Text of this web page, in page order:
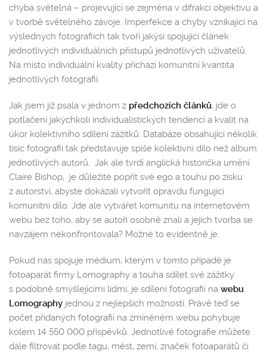
chyba světelná – projevující se zejména v difrakci objektivu a
v tvorbě světelného závoje. Imperfekce a chyby vznikající na
výsledných fotografiích tak tvoří jakýsi spojující článek
jednotlivých individuálních přístupů jednotlivých uživatelů.
Na místo individuální kvality přichází komunitní kvantita
jednotlivých fotografií.
Jak jsem již psala v jednom z předchozích článků, jde o
potlačení jakýchkoli individualistických tendencí a kvalit na
úkor kolektivního sdílení zážitků. Databáze obsahující několik
tisíc fotografií tak představuje spíše kolektivní dílo než album
jednotlivých autorů.
Jak ale tvrdí anglická historička umění
Claire Bishop, je důležité popřít své ego a touhu po zisku
z autorství, abyste dokázali vytvořit opravdu fungující
komunitní dílo. Jde ale vytvářet komunitu na internetovém
webu bez toho, aby se autoři osobně znali a jejich tvorba se
navzájem nekonfrontovala? Možné to evidentně je.
Pokud nás spojuje médium, kterým v tomto případě je
fotoaparát firmy Lomography a touha sdílet své zážitky
s podobně smýšlejícími lidmi, je sdílení fotografií na webu
Lomography jednou z nejlepších možností. Právě teď se
počet přidaných fotografií na zmíněném webu pohybuje
kolem 14 550 000 příspěvků. Jednotlivé fotografie můžete
dále filtrovat podle tagu, měst, zemí, značek fotoaparátů či